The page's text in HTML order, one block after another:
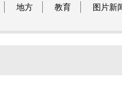
地方 教育 图片新